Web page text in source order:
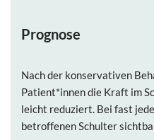
Prognose
Nach der konservativen
Patient*innen die Kraft im
leicht reduziert. Bei fast
betroffenen Schulter